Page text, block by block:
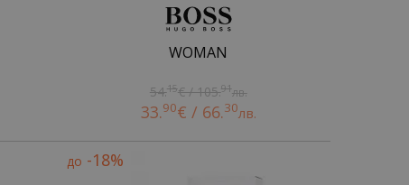
WOMAN
54.15€ / 105.91лв.
33.90€ / 66.30лв.
до -18%